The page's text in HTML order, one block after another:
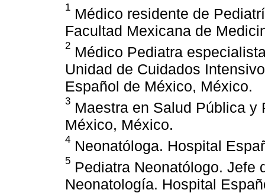
1 Médico residente de
Facultad Mexicana de
2 Médico Pediatra
Unidad de Cuidados
Español de México, México.
3 Maestra en Salud Pública
México, México.
4 Neonatóloga. Hospital
5 Pediatra Neonatólogo. Jefe
Neonatología. Hospital